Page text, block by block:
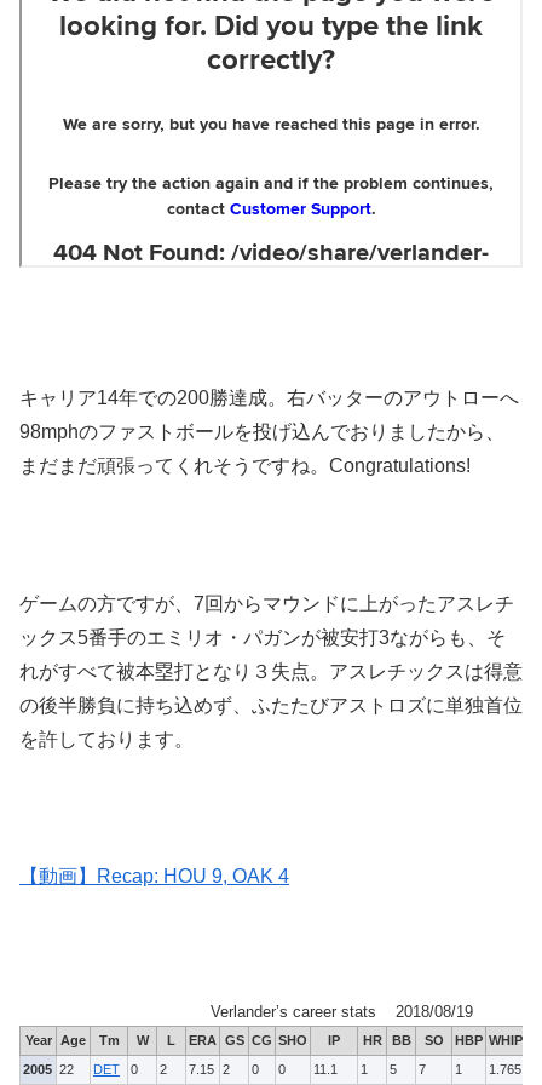
キャリア14年での200勝達成。右バッターのアウトローへ
98mphのファストボールを投げ込んでおりましたから、
まだまだ頑張ってくれそうですね。Congratulations!
ゲームの方ですが、7回からマウンドに上がったアスレチ
ックス5番手のエミリオ・パガンが被安打3ながらも、そ
れがすべて被本塁打となり３失点。アスレチックスは得意
の後半勝負に持ち込めず、ふたたびアストロズに単独首位
を許しております。
【動画】Recap: HOU 9, OAK 4
Verlander’s career stats 2018/08/19
Year Age Tm W L ERA GS CG SHO IP HR BB SO HBP WHIP
2005 22 DET 0 2 7.15 2 0 0 11.1 1 5 7 1
1.765